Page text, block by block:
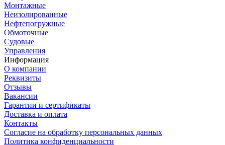
Монтажные
Неизолированные
Нефтепогружные
Обмоточные
Судовые
Управления
Информация
О компании
Реквизиты
Отзывы
Вакансии
Гарантии и сертификаты
Доставка и оплата
Контакты
Согласие на обработку персональных данных
Политика конфиденциальности